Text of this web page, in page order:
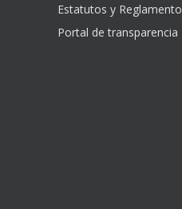
Estatutos y Reglamento
Portal de transparencia